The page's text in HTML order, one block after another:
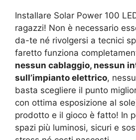
Installare Solar Power 100
ragazzi! Non è necessario
da-te né rivolgersi a tecnici
faretto funziona
nessun cablaggio, nessun
sull’impianto elettrico,
basta scegliere il punto
con ottima esposizione al
prodotto e il gioco è fatto! In
spazi più luminosi, sicuri e